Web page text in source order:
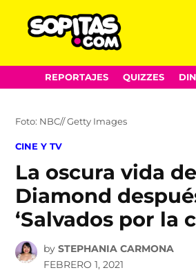
Skip
to
REPORTAJES QUIZZES
Foto: NBC// Getty Images
POSTED
CINE Y TV
La oscura vida
Diamond
‘Salvados por la
by STEPHANIA CARMONA
FEBRERO 1, 2021